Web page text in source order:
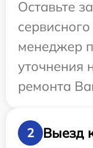
Оставьте
менеджер
уточнения
ремонта
2
Выезд